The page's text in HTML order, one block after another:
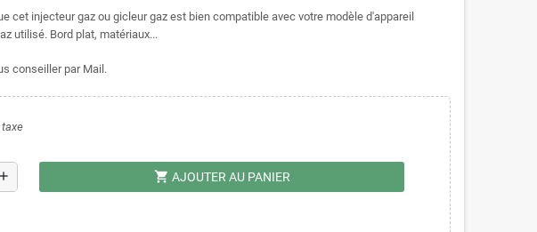
cet injecteur gaz ou gicleur gaz est bien compatible avec votre modèle d'appareil
utilisé. Bord plat, matériaux...
conseiller par Mail.
add shopping_cart AJOUTER AU PANIER